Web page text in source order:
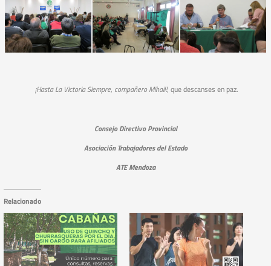
¡Hasta La Victoria Siempre, compañero Mihail!, que descanses en paz.
Consejo Directivo Provincial
Asociación Trabajadores del Estado
ATE Mendoza
Relacionado